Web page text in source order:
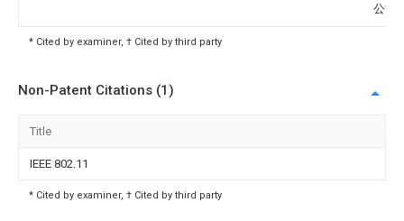
公司
* Cited by examiner, † Cited by third party
Non-Patent Citations (1)
Title
IEEE 802.11
* Cited by examiner, † Cited by third party